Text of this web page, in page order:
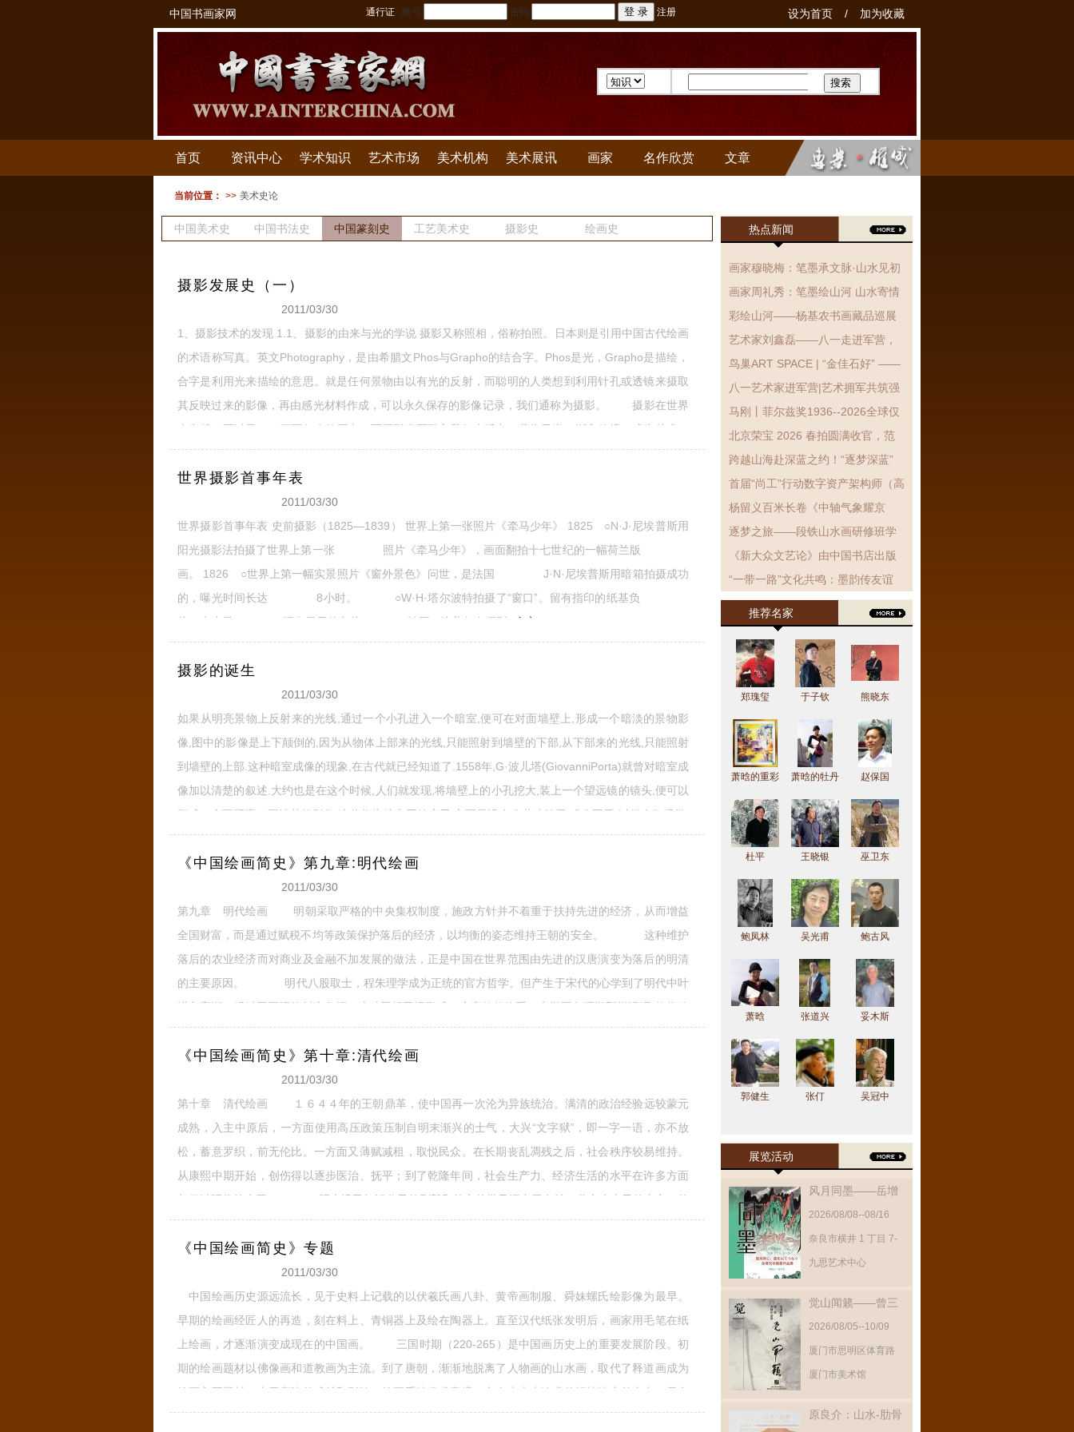
中国书画家网 通行证 帐号 密码 注册 加为收藏
设为首页 /
首页 资讯中心 学术知识 艺术市场 美术机构 美术展讯 画家 名作欣赏 文章
当前位置： >> 美术史论
中国美术史 中国书法史 中国篆刻史 工艺美术史 摄影史
绘画史
摄影发展史（一）
2011/03/30
1、摄影技术的发现 1.1、摄影的由来与光的学说 摄影又称照相，俗称拍照。日本则是引用中国古代绘画
的术语称写真。英文Photography，是由希腊文Phos与Grapho的结合字。Phos是光，Grapho是描绘，
合字是利用光来描绘的意思。就是任何景物由以有光的反射，而聪明的人类想到利用针孔或透镜来摄取
其反映过来的影像，再由感光材料作成，可以永久保存的影像记录，我们通称为摄影。 摄影在世界
上兴起，不过是二、三百年来的历史，而摄影真正融入我们生活中，蔚为风尚，渐入佳境，成为艺术，
也不过是近百年来的韵事。但是研究起来，对于摄影有关光学的问题，可以追溯甚远且广。我们先说
「光」 全文
世界摄影首事年表
2011/03/30
世界摄影首事年表 史前摄影（1825—1839） 世界上第一张照片《牵马少年》 1825 ○N·J·尼埃普斯用
阳光摄影法拍摄了世界上第一张 照片《牵马少年》，画面翻拍十七世纪的一幅荷兰版
画。 1826 ○世界上第一幅实景照片《窗外景色》问世，是法国 J·N·尼埃普斯用暗箱拍摄成功
的，曝光时间长达 8小时。 ○W·H·塔尔波特拍摄了“窗口”。留有指印的纸基负
片，大小是25mm2，现存最早的负片。 1837○法国L·达盖尔在摄影
全文
摄影的诞生
2011/03/30
如果从明亮景物上反射来的光线,通过一个小孔进入一个暗室,便可在对面墙壁上,形成一个暗淡的景物影
像,图中的影像是上下颠倒的,因为从物体上部来的光线,只能照射到墙壁的下部,从下部来的光线,只能照射
到墙壁的上部.这种暗室成像的现象,在古代就已经知道了.1558年,G·波儿塔(GiovanniPorta)就曾对暗室成
像加以清楚的叙述.大约也是在这个时候,人们就发现,将墙壁上的小孔挖大,装上一个望远镜的镜头,便可以
形成一个更明亮、更清楚的影像.这些作为暗室用的房子,主要是设在公共建筑里,或公园里,以供人们观赏.
有些至今仍然留存着.到17世纪,一些小的便于携带的暗箱(cameraobscura),常被用来 全文
《中国绘画简史》第九章:明代绘画
2011/03/30
第九章 明代绘画 明朝采取严格的中央集权制度，施政方针并不着重于扶持先进的经济，从而增益
全国财富，而是通过赋税不均等政策保护落后的经济，以均衡的姿态维持王朝的安全。 这种维护
落后的农业经济而对商业及金融不加发展的做法，正是中国在世界范围由先进的汉唐演变为落后的明清
的主要原因。 明代八股取士，程朱理学成为正统的官方哲学。但产生于宋代的心学到了明代中叶
进入高潮。经过王阳明的创造发挥，这种思想已经形成一个完整的体系。心学不象理学那样强调“格物致
知”，而是提出“心即宇宙，宇宙即心”，认为最完备彻底的“理”源自人之内心，而与读书识理义了无 全文
《中国绘画简史》第十章:清代绘画
2011/03/30
第十章 清代绘画 １６４４年的王朝鼎革，使中国再一次沦为异族统治。满清的政治经验远较蒙元
成熟，入主中原后，一方面使用高压政策压制自明末渐兴的士气，大兴“文字狱”，即一字一语，亦不放
松，蓄意罗织，前无伦比。一方面又薄赋减租，取悦民众。在长期丧乱凋残之后，社会秩序较易维持。
从康熙中期开始，创伤得以逐步医治、抚平；到了乾隆年间，社会生产力、经济生活的水平在许多方面
都超过明代的水平。 明末遗民知识分子的刚毅和笃实的学风深中于有清一代文人士子的内心。乾
嘉年间兴起的江浙汉学对宋学的反叛导源于明遗民，但又渐次失去了宋儒以天下为己任的精神。学术文
化虽与政治脱节，但
全文
《中国绘画简史》专题
2011/03/30
中国绘画历史源远流长，见于史料上记载的以伏羲氏画八卦、黄帝画制服、舜妹螺氏绘影像为最早。
早期的绘画经匠人的再造，刻在料上、青铜器上及绘在陶器上。直至汉代纸张发明后，画家用毛笔在纸
上绘画，才逐渐演变成现在的中国画。 三国时期（220-265）是中国画历史上的重要发展阶段。初
期的绘画题材以佛像画和道教画为主流。到了唐朝，渐渐地脱离了人物画的山水画，取代了释道画成为
绘画主要题材。由于唐诗的成就和影响，绘画重情趣求意境，文人士大夫追求的抒情性空前突出，是文
人画兴起的开端。 五代的山水画不但改变了晋唐时期空勾无皴的初级程式，并且有了皴染完备的山
热点新闻
画家穆晓梅：笔墨承文脉·山水见初
心、国画作品赏析
画家周礼秀：笔墨绘山河 山水寄情
怀
彩绘山河——杨基农书画藏品巡展
艺术家刘鑫磊——八一走进军营，
翰墨抒拥军情·丹青致敬子弟兵
鸟巢ART SPACE | “金佳石好” ——
金石拓片艺术展展览现场!
八一艺术家进军营|艺术拥军共筑强
军梦 笔墨丹青致敬子弟兵
马刚丨菲尔兹奖1936--2026全球仅
有3位女性获得
北京荣宝 2026 春拍圆满收官，范
曾封面力作《东坡得砚》高价领衔
跨越山海赴深蓝之约！“逐梦深蓝”
海洋强国主题设计巡展银川站启幕
首届“尚工”行动数字资产架构师（高
级）能力提升培训-文化艺术行业定
制班开班仪式暨第一次集中授课...
杨留义百米长卷《中轴气象耀京
华》暨京城胜景展在京举行
逐梦之旅——段铁山水画研修班学
员作品展在北京开幕
《新大众文艺论》由中国书店出版
社出版发行
“一带一路”文化共鸣：墨韵传友谊
推荐名家
郑瑰玺 于子钦 熊晓东
萧晗的重彩
萧晗的牡丹
赵保国
杜平 王晓银 巫卫东
鲍凤林 吴光甫 鲍古风
萧晗 张道兴 妥木斯
郭健生 张仃 吴冠中
展览活动
风月同墨——岳增
2026/08/08--08/16
奈良市横井 1 丁目 7-
11 1 階‌
九思艺术中心
觉山闻籁——曾三
2026/08/05--10/09
厦门市思明区体育路
95号
厦门市美术馆
原良介：山水-肋骨